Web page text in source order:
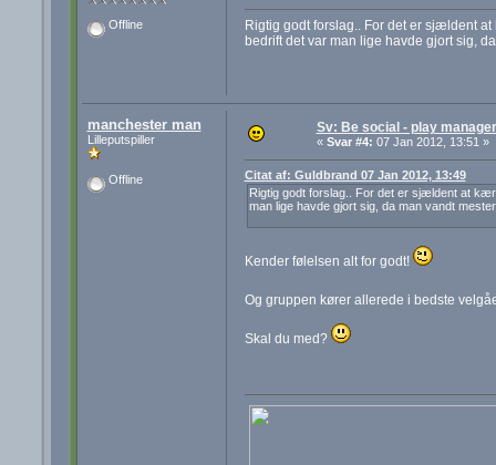
Offline
Rigtig godt forslag.. For det er sjældent
bedrift det var man lige havde gjort sig,
manchester man
Lilleputspiller
Offline
Sv: Be social - play
« Svar #4: 07 Jan 2012, 13:51 »
Citat af: Guldbrand 07 Jan 2012, 13:49
Rigtig godt forslag.. For det er sjældent at
man lige havde gjort sig, da man vandt
Kender følelsen alt for godt!
Og gruppen kører allerede i bedste
Skal du med?